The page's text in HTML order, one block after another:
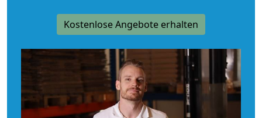
Kostenlose Angebote erhalten